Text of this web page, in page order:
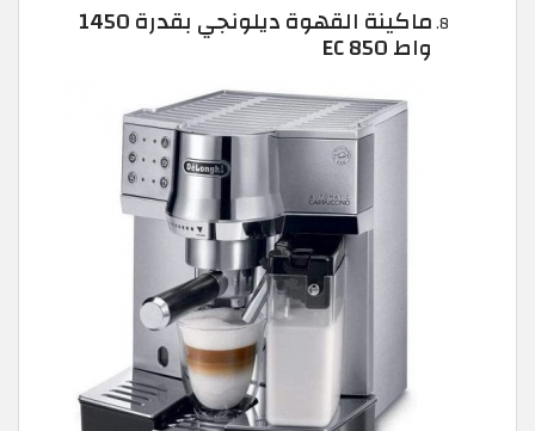
ماكينة القهوة ديلونجي بقدرة 1450
واط EC 850